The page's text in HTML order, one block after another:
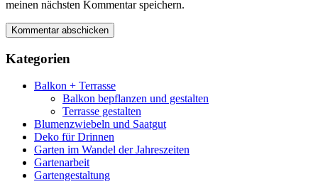
meinen nächsten Kommentar speichern.
Kategorien
Balkon + Terrasse
Balkon bepflanzen und gestalten
Terrasse gestalten
Blumenzwiebeln und Saatgut
Deko für Drinnen
Garten im Wandel der Jahreszeiten
Gartenarbeit
Gartengestaltung